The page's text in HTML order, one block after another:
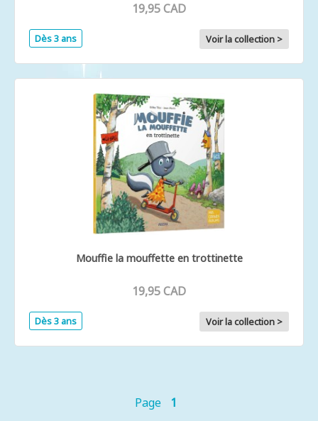
19,95 CAD
Dès 3 ans Voir la collection >
Mouffie la mouffette en trottinette
19,95 CAD
Dès 3 ans Voir la collection >
Page 1